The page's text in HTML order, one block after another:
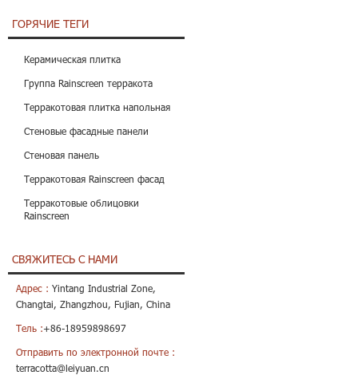
ГОРЯЧИЕ ТЕГИ
Керамическая плитка
Группа Rainscreen терракота
Терракотовая плитка напольная
Стеновые фасадные панели
Стеновая панель
Терракотовая Rainscreen фасад
Терракотовые облицовки
Rainscreen
СВЯЖИТЕСЬ С НАМИ
Адрес : Yintang Industrial Zone,
Changtai, Zhangzhou, Fujian, China
Тель :+86-18959898697
Отправить по электронной почте :
terracotta@leiyuan.cn